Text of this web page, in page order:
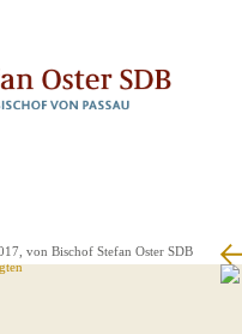
, von Bischof Stefan Oster SDB